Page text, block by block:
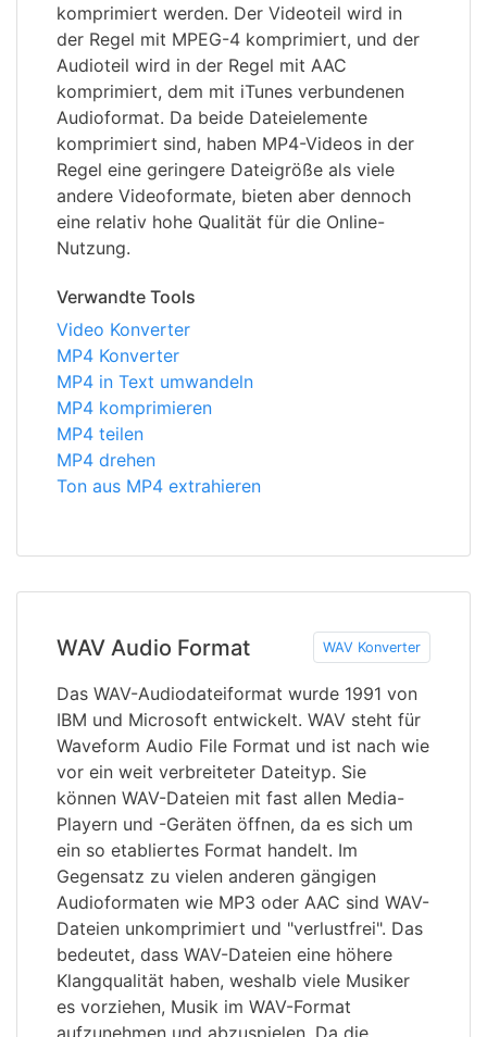
komprimiert werden. Der Videoteil wird in
der Regel mit MPEG-4 komprimiert, und der
Audioteil wird in der Regel mit AAC
komprimiert, dem mit iTunes verbundenen
Audioformat. Da beide Dateielemente
komprimiert sind, haben MP4-Videos in der
Regel eine geringere Dateigröße als viele
andere Videoformate, bieten aber dennoch
eine relativ hohe Qualität für die Online-
Nutzung.
Verwandte Tools
Video Konverter
MP4 Konverter
MP4 in Text umwandeln
MP4 komprimieren
MP4 teilen
MP4 drehen
Ton aus MP4 extrahieren
WAV Audio Format WAV Konverter
Das WAV-Audiodateiformat wurde 1991 von
IBM und Microsoft entwickelt. WAV steht für
Waveform Audio File Format und ist nach wie
vor ein weit verbreiteter Dateityp. Sie
können WAV-Dateien mit fast allen Media-
Playern und -Geräten öffnen, da es sich um
ein so etabliertes Format handelt. Im
Gegensatz zu vielen anderen gängigen
Audioformaten wie MP3 oder AAC sind WAV-
Dateien unkomprimiert und "verlustfrei". Das
bedeutet, dass WAV-Dateien eine höhere
Klangqualität haben, weshalb viele Musiker
es vorziehen, Musik im WAV-Format